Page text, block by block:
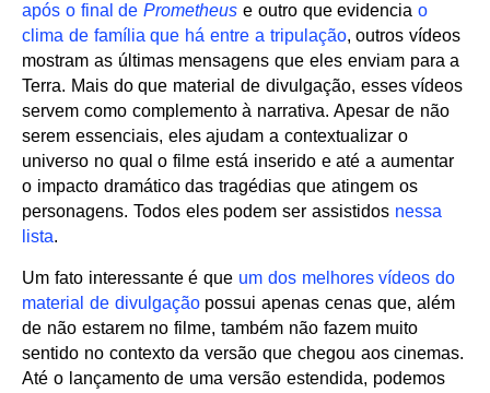
após o final dePrometheus e outro que evidenciao
clima de família que há entre a tripulação, outros vídeos
mostram as últimas mensagens que eles enviam para a
Terra. Mais do que material de divulgação, esses vídeos
servem como complemento à narrativa. Apesar de não
serem essenciais, eles ajudam a contextualizar o
universo no qual o filme está inserido e até a aumentar
o impacto dramático das tragédias que atingem os
personagens. Todos eles podem ser assistidos nessa
lista.
Um fato interessante é que um dos melhores vídeos do
material de divulgaçãopossui apenas cenas que, além
de não estarem no filme, também não fazem muito
sentido no contexto da versão que chegou aos cinemas.
Até o lançamento de uma versão estendida, podemos